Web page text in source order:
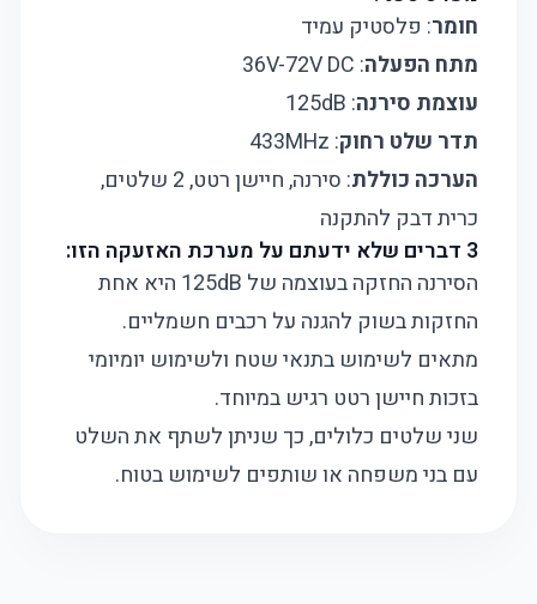
חומר: פלסטיק עמיד
מתח הפעלה: 36V-72V DC
עוצמת סירנה: 125dB
תדר שלט רחוק: 433MHz
הערכה כוללת
: סירנה, חיישן רטט, 2 שלטים,
כרית דבק להתקנה
3 דברים שלא ידעתם על מערכת האזעקה הזו:
הסירנה החזקה בעוצמה של 125dB היא אחת
החזקות בשוק להגנה על רכבים חשמליים.
מתאים לשימוש בתנאי שטח ולשימוש יומיומי
בזכות חיישן רטט רגיש במיוחד.
שני שלטים כלולים, כך שניתן לשתף את השלט
עם בני משפחה או שותפים לשימוש בטוח.